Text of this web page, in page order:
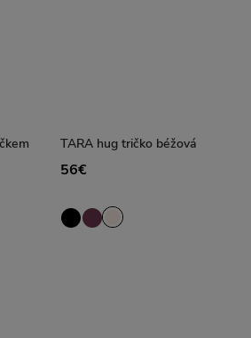
TARA hug tričko béžová
56€